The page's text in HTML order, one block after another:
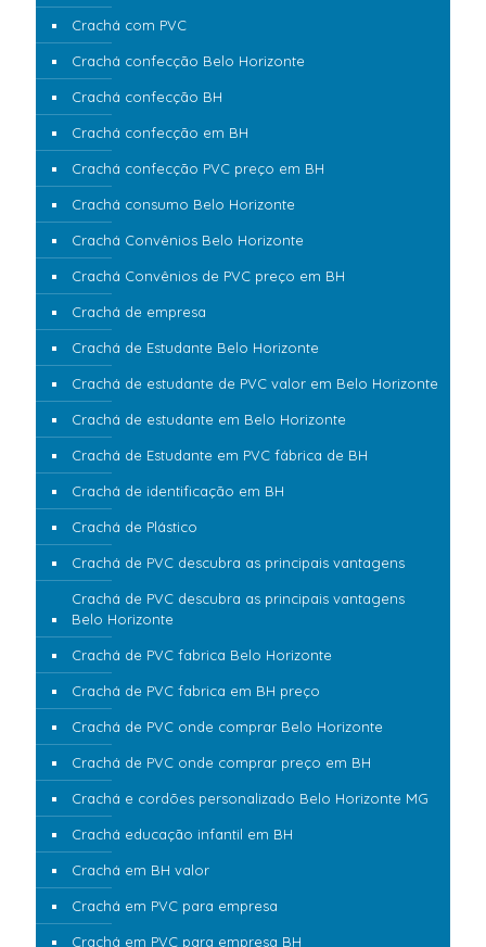
Crachá com PVC
Crachá confecção Belo Horizonte
Crachá confecção BH
Crachá confecção em BH
Crachá confecção PVC preço em BH
Crachá consumo Belo Horizonte
Crachá Convênios Belo Horizonte
Crachá Convênios de PVC preço em BH
Crachá de empresa
Crachá de Estudante Belo Horizonte
Crachá de estudante de PVC valor em Belo Horizonte
Crachá de estudante em Belo Horizonte
Crachá de Estudante em PVC fábrica de BH
Crachá de identificação em BH
Crachá de Plástico
Crachá de PVC descubra as principais vantagens
Crachá de PVC descubra as principais vantagens
Belo Horizonte
Crachá de PVC fabrica Belo Horizonte
Crachá de PVC fabrica em BH preço
Crachá de PVC onde comprar Belo Horizonte
Crachá de PVC onde comprar preço em BH
Crachá e cordões personalizado Belo Horizonte MG
Crachá educação infantil em BH
Crachá em BH valor
Crachá em PVC para empresa
Crachá em PVC para empresa BH